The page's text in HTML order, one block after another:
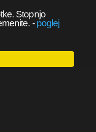
Stopnjo
-poglej